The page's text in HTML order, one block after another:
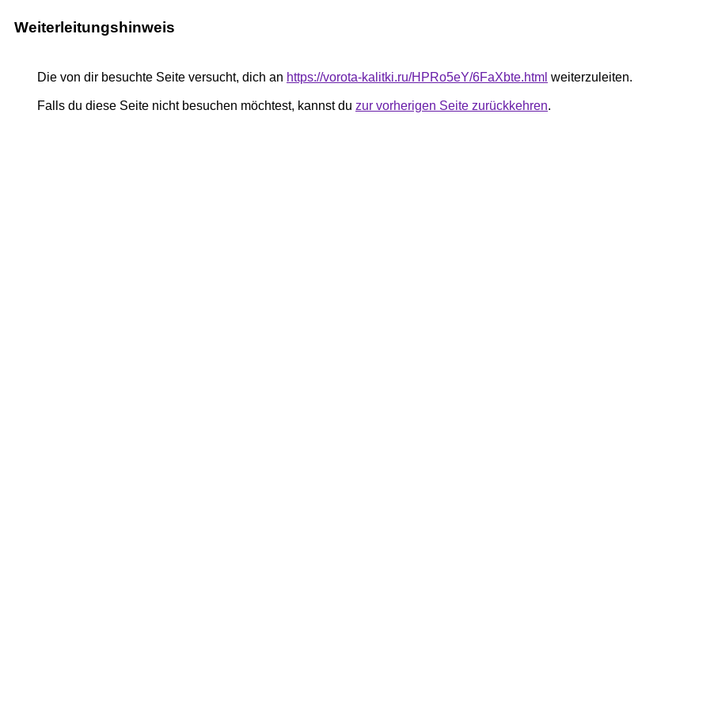
Weiterleitungshinweis
Die von dir besuchte Seite versucht, dich an https://vorota-kalitki.ru/HPRo5eY/6FaXbte.html weiterzuleiten.
Falls du diese Seite nicht besuchen möchtest, kannst du zur vorherigen Seite zurückkehren.